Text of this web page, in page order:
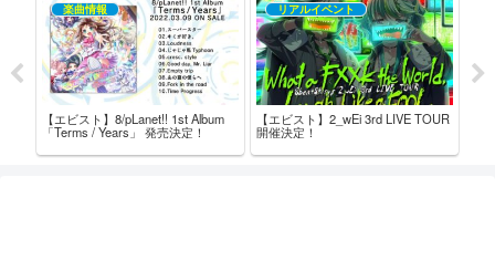
楽曲情報
【エビスト】8/pLanet!! 1st Album
「Terms / Years」 発売決定！
リアルイベント
【エビスト】2_wEi 3rd LIVE TOUR
開催決定！